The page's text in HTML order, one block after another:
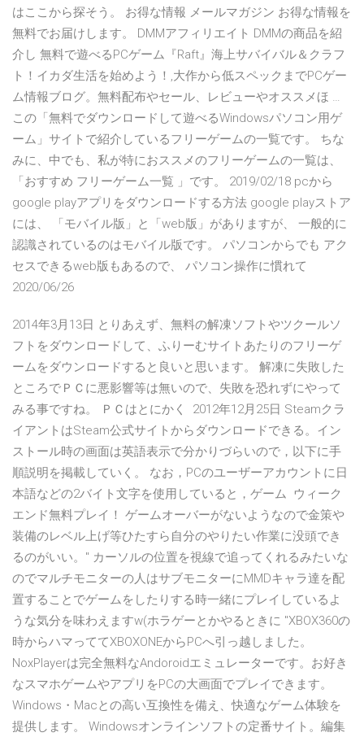
はここから探そう。 お得な情報 メールマガジン お得な情報を
無料でお届けします。 DMMアフィリエイト DMMの商品を紹
介し 無料で遊べるPCゲーム『Raft』海上サバイバル＆クラフ
ト！イカダ生活を始めよう！,大作から低スペックまでPCゲー
ム情報ブログ。無料配布やセール、レビューやオススメほ …
この「無料でダウンロードして遊べるWindowsパソコン用ゲ
ーム」サイトで紹介しているフリーゲームの一覧です。 ちな
みに、中でも、私が特におススメのフリーゲームの一覧は、
「おすすめ フリーゲーム一覧 」です。 2019/02/18 pcから
google playアプリをダウンロードする方法 google playストア
には、 「モバイル版」と「web版」がありますが、 一般的に
認識されているのはモバイル版です。 パソコンからでも アク
セスできるweb版もあるので、 パソコン操作に慣れて
2020/06/26
2014年3月13日 とりあえず、無料の解凍ソフトやツクールソ
フトをダウンロードして、ふりーむサイトあたりのフリーゲ
ームをダウンロードすると良いと思います。 解凍に失敗した
ところでＰＣに悪影響等は無いので、失敗を恐れずにやって
みる事ですね。 ＰＣはとにかく 2012年12月25日 Steamクラ
イアントはSteam公式サイトからダウンロードできる。イン
ストール時の画面は英語表示で分かりづらいので，以下に手
順説明を掲載していく。 なお，PCのユーザーアカウントに日
本語などの2バイト文字を使用していると，ゲーム ウィーク
エンド無料プレイ！ ゲームオーバーがないようなので金策や
装備のレベル上げ等ひたすら自分のやりたい作業に没頭でき
るのがいい。" カーソルの位置を視線で追ってくれるみたいな
のでマルチモニターの人はサブモニターにMMDキャラ達を配
置することでゲームをしたりする時一緒にプレイしているよ
うな気分を味わえますw(ホラゲーとかやるときに "XBOX360の
時からハマっててXBOXONEからPCへ引っ越しました。
NoxPlayerは完全無料なAndoroidエミュレーターです。お好き
なスマホゲームやアプリをPCの大画面でプレイできます。
Windows・Macとの高い互換性を備え、快適なゲーム体験を
提供します。 Windowsオンラインソフトの定番サイト。編集